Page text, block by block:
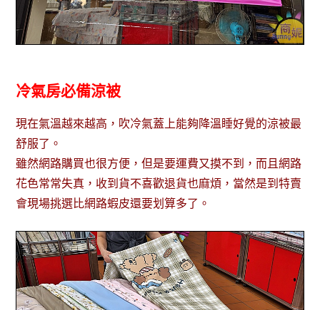
冷氣房必備涼被
現在氣溫越來越高，吹冷氣蓋上能夠降溫睡好覺的涼被最
舒服了。
雖然網路購買也很方便，但是要運費又摸不到，而且網路
花色常常失真，收到貨不喜歡退貨也麻煩，當然是到特賣
會現場挑選比網路蝦皮還要划算多了。